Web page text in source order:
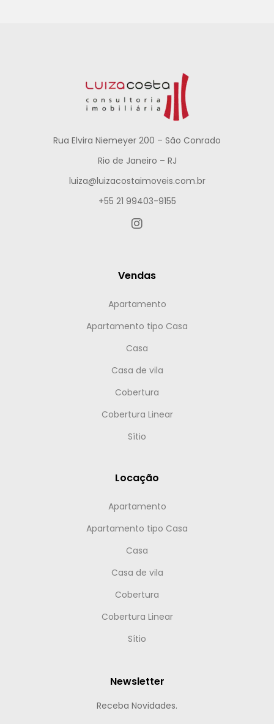
Rua Elvira Niemeyer 200 – São Conrado
Rio de Janeiro – RJ
luiza@luizacostaimoveis.com.br
+55 21 99403-9155
Vendas
Apartamento
Apartamento tipo Casa
Casa
Casa de vila
Cobertura
Cobertura Linear
Sítio
Locação
Apartamento
Apartamento tipo Casa
Casa
Casa de vila
Cobertura
Cobertura Linear
Sítio
Newsletter
Receba Novidades.